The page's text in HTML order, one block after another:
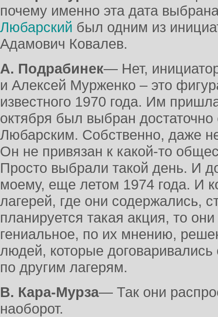
почему именно эта дата
Любарский был одним из
Адамович Ковалев.
А. Подрабинек― Нет,
и Алексей Мурженко – это
известного 1970 года. Им
октября был выбран
Любарским. Собственно, даже
Он не привязан к какой-то
Просто выбрали такой день. И
моему, еще летом 1974 года. И
лагерей, где они содержались,
планируется такая акция, то
гениальное, по их мнению,
людей, которые
по другим лагерям.
В. Кара-Мурза― Так они
наоборот.